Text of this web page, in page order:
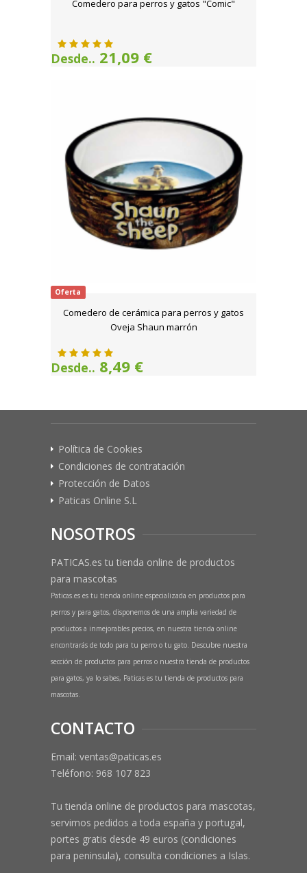
Comedero para perros y gatos "Comic"
Desde.. 21,09 €
Oferta
Comedero de cerámica para perros y gatos
Oveja Shaun marrón
Desde.. 8,49 €
Política de Cookies
Condiciones de contratación
Protección de Datos
Paticas Online S.L
NOSOTROS
PATICAS.es tu tienda online de productos
para mascotas
Paticas.es es tu tienda online especializada en productos para
perros y para gatos, disponemos de una amplia variedad de
productos a inmejorables precios, en nuestra tienda online
encontrarás de todo para tu perro o tu gato. Descubre nuestra
sección de productos para perros o nuestra tienda de productos
para gatos, ya lo sabes, Paticas es tu tienda de productos para
mascotas.
CONTACTO
Email: ventas@paticas.es
Teléfono: 968 107 823
Tu tienda online de productos para mascotas,
servimos pedidos a toda españa y portugal,
portes gratis desde 49 euros (condiciones
para peninsula), consulta condiciones a Islas.